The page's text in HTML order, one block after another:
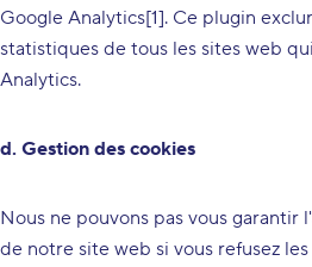
Google Analytics[1]. Ce plugin
statistiques de tous les sites web
Analytics.
d. Gestion des cookies
Nous ne pouvons pas vous garantir
de notre site web si vous refusez les